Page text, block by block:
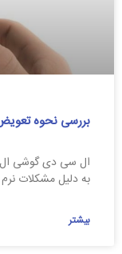
بررسی نحوه
ال سی دی گوشی ال
به دلیل مشکلات
بیشتر